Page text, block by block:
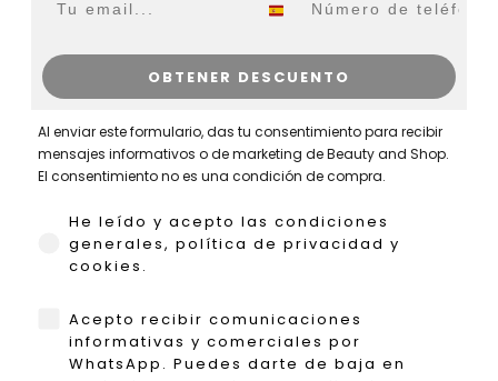
OBTENER DESCUENTO
Al enviar este formulario, das tu consentimiento para recibir
mensajes informativos o de marketing de Beauty and Shop.
El consentimiento no es una condición de compra.
He leído y acepto las condiciones
He leído y acepto las condiciones
generales, política de privacidad y
cookies.
WhatsApp
Acepto recibir comunicaciones
informativas y comerciales por
WhatsApp. Puedes darte de baja en